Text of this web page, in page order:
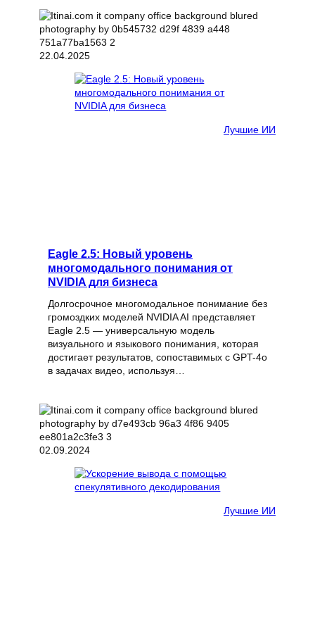
22.04.2025
Лучшие ИИ
Eagle 2.5: Новый уровень
многомодального понимания от
NVIDIA для бизнеса
Долгосрочное многомодальное понимание без
громоздких моделей NVIDIA AI представляет
Eagle 2.5 — универсальную модель
визуального и языкового понимания, которая
достигает результатов, сопоставимых с GPT-4o
в задачах видео, используя…
02.09.2024
Лучшие ИИ